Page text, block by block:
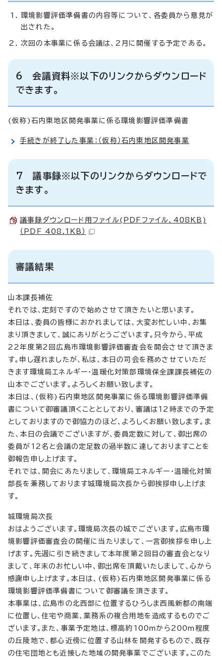
環境影響評価準備書の内容等について、各委員から意見が
出された。
次回の本事業に係る会議は、2月に開催する予定である。
6 会議資料※以下のリンクからダウンロード
できます。
(仮称)石内東地区開発事業に係る環境影響評価準備書
手続きが終了した事業：（仮称）石内東地区開発事業
7 議事録※以下のリンクからダウンロードで
きます。
議事録ダウンロード用ファイル(PDFファイル、408KB)
（PDF 408.1KB）
審議結果
山本課長補佐
それでは、定刻ですので始めさせて頂きたいと思います。
本日は、委員の皆様におかれましては、大変お忙しい中、お集
まり頂きまして、誠にありがとうございます。只今から、平成
22年度第2回広島市環境影響評価審査会を開会させて頂きま
す。申し遅れましたが、私は、本日の司会を務めさせていただ
きます環境局エネルギー・温暖化対策部環境保全課課長補佐の
山本でございます。よろしくお願い致します。
本日は、(仮称)石内東地区開発事業に係る環境影響評価準備
書について御審議頂くこととしており、審議は12時までの予定
としておりますので御協力のほど、よろしくお願い致します。ま
た、本日の会議でございますが、委員定数に対して、御出席の
委員が12名と会議の定足数の過半数に達しておりますことを
御報告申し上げます。
それでは、開会にあたりまして、環境局エネルギー・温暖化対策
部長を兼務しております城環境局次長から御挨拶申し上げま
す。
城環境局次長
おはようございます。環境局次長の城でございます。広島市環
境影響評価審査会の開催に当たりまして、一言御挨拶を申し上
げます。先週に引き続きまして本年度第2回目の審査会となり
まして、年末のお忙しい中、御出席を頂戴いたしまして、心から
感謝申し上げます。本日は、(仮称)石内東地区開発事業に係る
環境影響評価準備書について御審議を頂きます。
本事業は、広島市の北西部に位置するひろしま西風新都の南端
に位置し、住宅や商業、業務系の複合用地を造成するものでご
ざいます。また、事業予定地は、標高約100mから200m程度
の丘陵地で、都心近傍に位置する山林を開発するもので、既存
の住宅団地とも近接した地域の開発事業でございます。このた